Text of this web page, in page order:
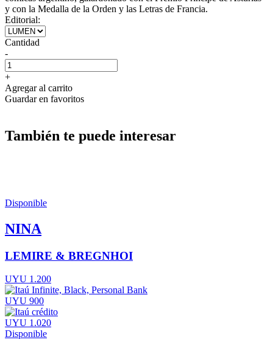
y con la Medalla de la Orden y las Letras de Francia.
Editorial:
Cantidad
-
+
Agregar al carrito
Guardar en favoritos
También te puede interesar
Disponible
NINA
LEMIRE & BREGNHOI
UYU 1.200
UYU 900
UYU 1.020
Disponible